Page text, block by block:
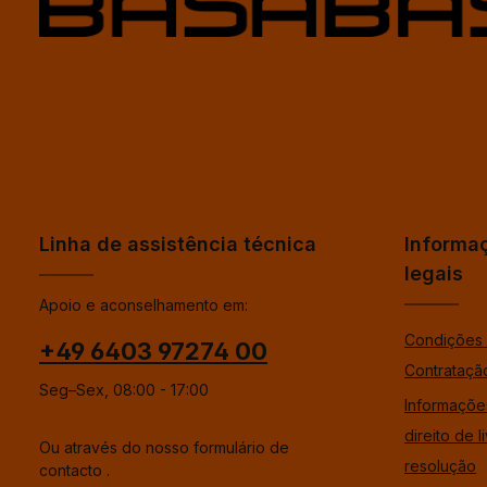
Linha de assistência técnica
Apoio e aconselhamento em:
+49 6403 97274 00
Seg–Sex, 08:00 - 17:00
Ou através do nosso formulário de
contacto .
legais
Condições
direito de
resolução